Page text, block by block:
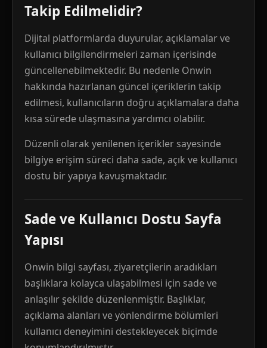
Takip Edilmelidir?
Dijital platformlarda duyurular, açıklamalar ve
kullanıcı bilgilendirmeleri zaman içerisinde
güncellenebilmektedir. Bu nedenle Onwin
hakkında hazırlanan güncel içeriklerin takip
edilmesi, kullanıcıların doğru açıklamalara daha
kısa sürede ulaşmasına yardımcı olabilir.
Düzenli olarak yenilenen içerikler sayesinde
bilgiye erişim süreci daha sade, açık ve kullanıcı
dostu bir yapıya kavuşmaktadır.
Sade ve Kullanıcı Dostu Sayfa
Yapısı
Onwin bilgi sayfası, ziyaretçilerin aradıkları
başlıklara kolayca ulaşabilmesi için sade ve
anlaşılır şekilde düzenlenmiştir. Başlıklar,
açıklama alanları ve yönlendirme bölümleri
kullanıcı deneyimini destekleyecek biçimde